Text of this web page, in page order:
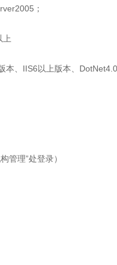
；
上
本、IIS6以上版本、
管理”处登录）